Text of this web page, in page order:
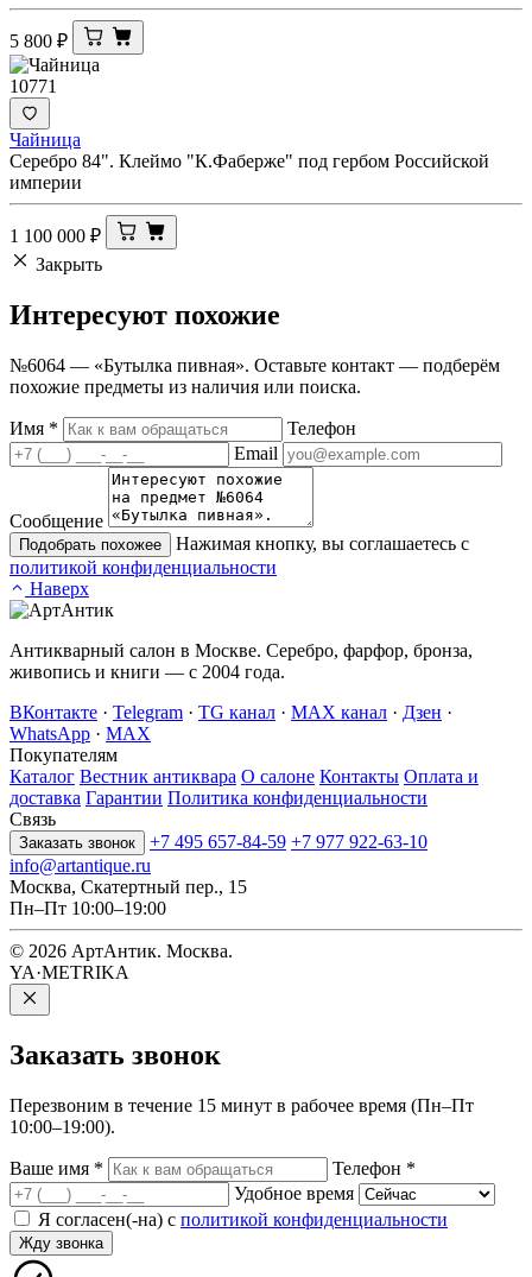
5 800 ₽
10771
Чайница
Серебро 84". Клеймо "К.Фаберже" под гербом Российской
империи
1 100 000 ₽
Закрыть
Интересуют похожие
№6064 — «Бутылка пивная». Оставьте контакт — подберём
похожие предметы из наличия или поиска.
Имя *
Телефон
Email
Сообщение
Подобрать похожее
Нажимая кнопку, вы соглашаетесь с
политикой конфиденциальности
Наверх
Антикварный салон в Москве. Серебро, фарфор, бронза,
живопись и книги — с 2004 года.
ВКонтакте · Telegram · TG канал · MAX канал · Дзен ·
WhatsApp · MAX
Покупателям
Каталог Вестник антиквара О салоне Контакты Оплата и
доставка Гарантии Политика конфиденциальности
Связь
Заказать звонок +7 495 657-84-59 +7 977 922-63-10
info@artantique.ru
Москва, Скатертный пер., 15
Пн–Пт 10:00–19:00
© 2026 АртАнтик. Москва.
YA·METRIKA
Заказать звонок
Перезвоним в течение 15 минут в рабочее время (Пн–Пт
10:00–19:00).
Ваше имя * Телефон *
Удобное время
Я согласен(-на) с политикой конфиденциальности
Жду звонка